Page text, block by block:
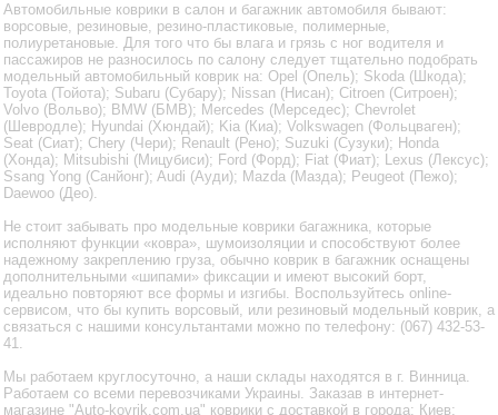
Автомобильные коврики в салон и багажник автомобиля бывают:
ворсовые, резиновые, резино-пластиковые, полимерные,
полиуретановые. Для того что бы влага и грязь с ног водителя и
пассажиров не разносилось по салону следует тщательно подобрать
модельный автомобильный коврик на: Opel (Опель); Skoda (Шкода);
Toyota (Тойота); Subaru (Субару); Nissan (Нисан); Citroen (Ситроен);
Volvo (Вольво); BMW (БМВ); Mercedes (Мерседес); Chevrolet
(Шевродле); Hyundai (Хюндай); Kia (Киа); Volkswagen (Фольцваген);
Seat (Сиат); Chery (Чери); Renault (Рено); Suzuki (Сузуки); Honda
(Хонда); Mitsubishi (Мицубиси); Ford (Форд); Fiat (Фиат); Lexus (Лексус);
Ssang Yong (Санйонг); Audi (Ауди); Mazda (Мазда); Peugeot (Пежо);
Daewoo (Део).
Не стоит забывать про модельные коврики багажника, которые
исполняют функции «ковра», шумоизоляции и способствуют более
надежному закреплению груза, обычно коврик в багажник оснащены
дополнительными «шипами» фиксации и имеют высокий борт,
идеально повторяют все формы и изгибы. Воспользуйтесь online-
сервисом, что бы купить ворсовый, или резиновый модельный коврик, а
связаться с нашими консультантами можно по телефону: (067) 432-53-
41.
Мы работаем круглосуточно, а наши склады находятся в г. Винница.
Работаем со всеми перевозчиками Украины. Заказав в интернет-
магазине "Auto-kovrik.com.ua" коврики с доставкой в города: Киев;